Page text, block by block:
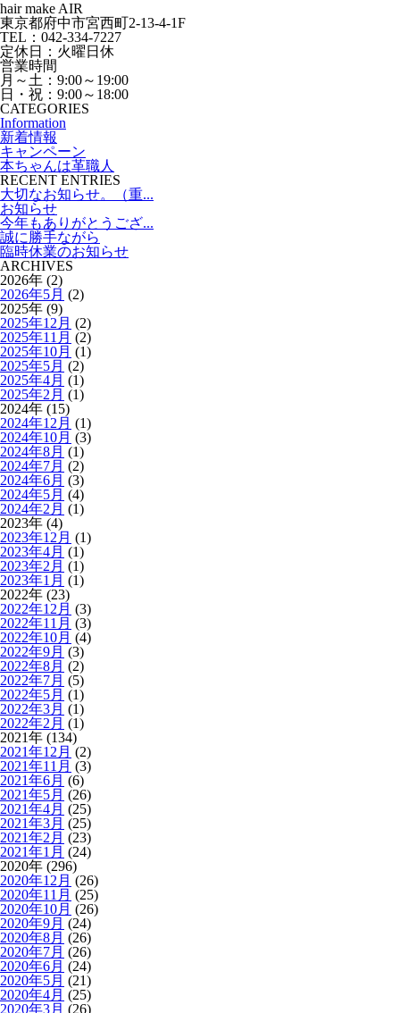
hair make AIR
東京都府中市宮西町2-13-4-1F
TEL：042-334-7227
定休日：火曜日休
営業時間
月～土：9:00～19:00
日・祝：9:00～18:00
CATEGORIES
Information
新着情報
キャンペーン
本ちゃんは革職人
RECENT ENTRIES
大切なお知らせ。（重...
お知らせ
今年もありがとうござ...
誠に勝手ながら
臨時休業のお知らせ
ARCHIVES
2026年 (2)
2026年5月 (2)
2025年 (9)
2025年12月 (2)
2025年11月 (2)
2025年10月 (1)
2025年5月 (2)
2025年4月 (1)
2025年2月 (1)
2024年 (15)
2024年12月 (1)
2024年10月 (3)
2024年8月 (1)
2024年7月 (2)
2024年6月 (3)
2024年5月 (4)
2024年2月 (1)
2023年 (4)
2023年12月 (1)
2023年4月 (1)
2023年2月 (1)
2023年1月 (1)
2022年 (23)
2022年12月 (3)
2022年11月 (3)
2022年10月 (4)
2022年9月 (3)
2022年8月 (2)
2022年7月 (5)
2022年5月 (1)
2022年3月 (1)
2022年2月 (1)
2021年 (134)
2021年12月 (2)
2021年11月 (3)
2021年6月 (6)
2021年5月 (26)
2021年4月 (25)
2021年3月 (25)
2021年2月 (23)
2021年1月 (24)
2020年 (296)
2020年12月 (26)
2020年11月 (25)
2020年10月 (26)
2020年9月 (24)
2020年8月 (26)
2020年7月 (26)
2020年6月 (24)
2020年5月 (21)
2020年4月 (25)
2020年3月 (26)